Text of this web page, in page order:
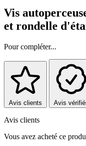
Vis
et rondelle
Pour compléter...
Avis clients Avis
Avis clients
Vous avez acheté ce